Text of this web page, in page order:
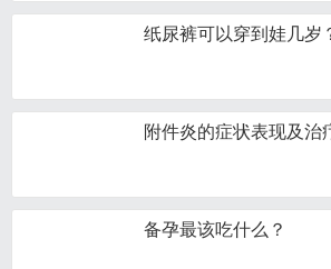
纸尿裤可以穿到娃几岁
附件炎的症状表现及治
备孕最该吃什么？